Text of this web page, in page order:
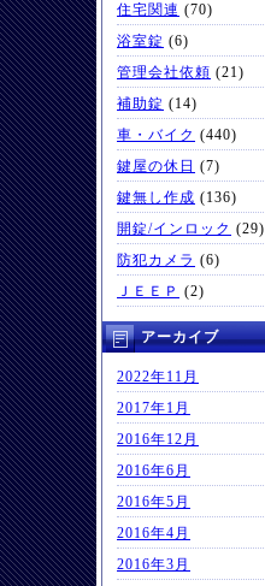
住宅関連 (70)
浴室錠 (6)
管理会社依頼 (21)
補助錠 (14)
車・バイク (440)
鍵屋の休日 (7)
鍵無し作成 (136)
開錠/インロック (29)
防犯カメラ (6)
ＪＥＥＰ (2)
アーカイブ
2022年11月
2017年1月
2016年12月
2016年6月
2016年5月
2016年4月
2016年3月